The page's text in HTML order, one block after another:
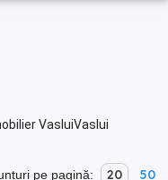
VasluiVaslui
pe pagină: 20 50